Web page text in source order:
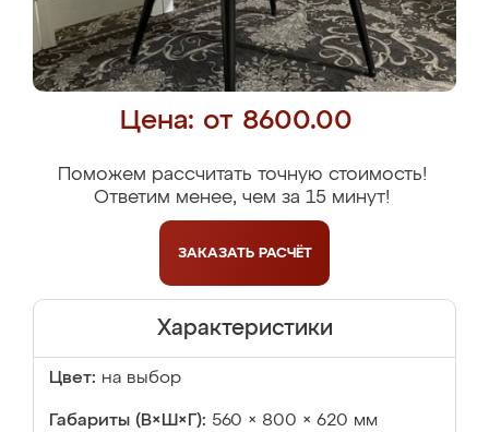
Цена: от 8600.00
Поможем рассчитать точную стоимость!
Ответим менее, чем за 15 минут!
ЗАКАЗАТЬ РАСЧЁТ
Характеристики
Цвет: на выбор
Габариты (В×Ш×Г): 560 × 800 × 620 мм